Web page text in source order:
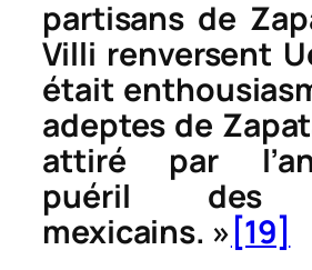
partisans de
Villi renversent
était
adeptes de
attiré par
puéril des
mexicains. » [19]